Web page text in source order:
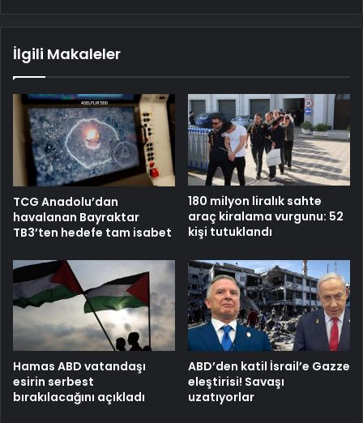
İlgili Makaleler
TCG Anadolu’dan
havalanan Bayraktar
TB3’ten hedefe tam isabet
180 milyon liralık sahte
araç kiralama vurgunu: 52
kişi tutuklandı
Hamas ABD vatandaşı
esirin serbest
bırakılacağını açıkladı
ABD’den katil İsrail’e Gazze
eleştirisi! Savaşı
uzatıyorlar